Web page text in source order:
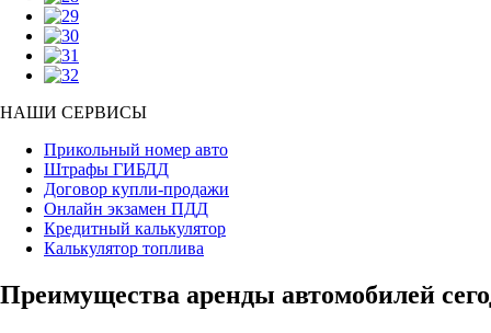
НАШИ СЕРВИСЫ
Прикольный номер авто
Штрафы ГИБДД
Договор купли-продажи
Онлайн экзамен ПДД
Кредитный калькулятор
Калькулятор топлива
Преимущества аренды автомобилей